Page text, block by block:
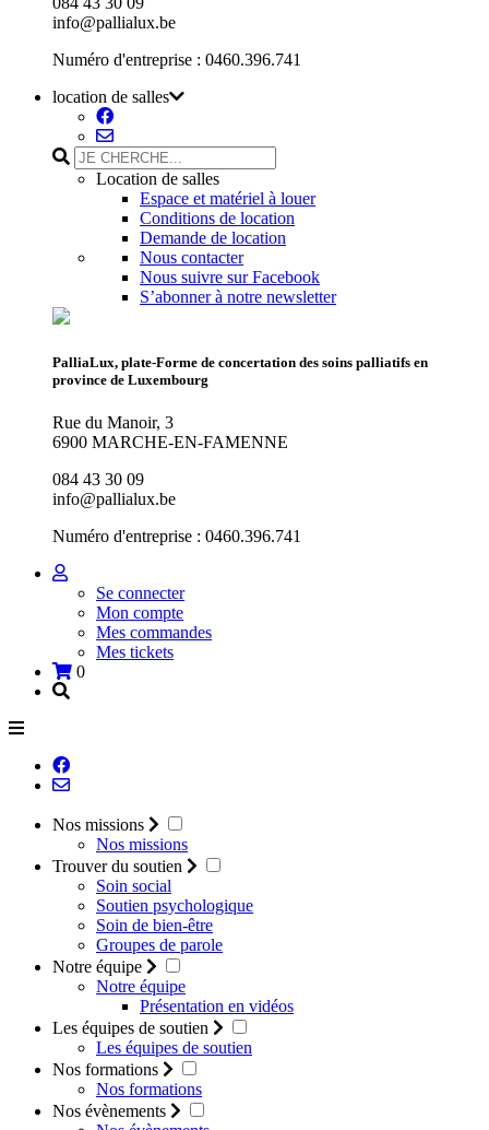
info@pallialux.be
Numéro d'entreprise : 0460.396.741
location de salles
Location de salles
Espace et matériel à louer
Conditions de location
Demande de location
Nous contacter
Nous suivre sur Facebook
S’abonner à notre newsletter
PalliaLux, plate-Forme de concertation des soins palliatifs en
province de Luxembourg
Rue du Manoir, 3
6900 MARCHE-EN-FAMENNE
084 43 30 09
info@pallialux.be
Numéro d'entreprise : 0460.396.741
Se connecter
Mon compte
Mes commandes
Mes tickets
0
Nos missions
Nos missions
Trouver du soutien
Soin social
Soutien psychologique
Soin de bien-être
Groupes de parole
Notre équipe
Notre équipe
Présentation en vidéos
Les équipes de soutien
Les équipes de soutien
Nos formations
Nos formations
Nos évènements